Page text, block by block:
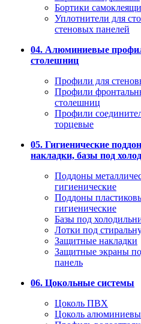
Бортики
Уплотнители для
стеновых панелей
04. Алюминиевые
столешниц
Профили для
Профили
столешниц
Профили
торцевые
05. Гигиенические
накладки, базы под
Поддоны
гигиенические
Поддоны
гигиенические
Базы под
Лотки под
Защитные накладки
Защитные экраны
панель
06. Цокольные системы
Цоколь ПВХ
Цоколь